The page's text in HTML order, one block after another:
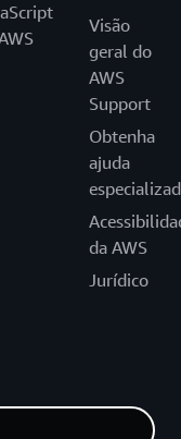
Visão
geral do
AWS
Support
Obtenha
ajuda
da AWS
Jurídico